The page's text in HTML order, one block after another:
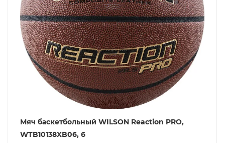
Мяч баскетбольный WILSON Reaction PRO,
WTB10138XB06, 6